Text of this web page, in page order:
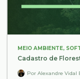
MEIO AMBIENTE,
Cadastro de
Por Alexandre Vidal